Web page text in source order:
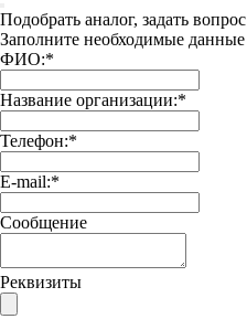
Подобрать аналог, задать вопрос
Заполните необходимые данные
ФИО:*
Название организации:*
Телефон:*
E-mail:*
Сообщение
Реквизиты